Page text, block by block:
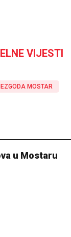
VIJESTI
MOSTAR
u Mostaru